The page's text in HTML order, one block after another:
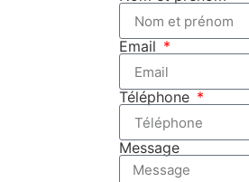
Email
Téléphone
Message